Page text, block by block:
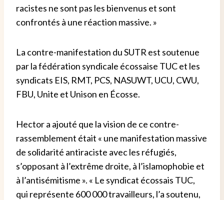
racistes ne sont pas les bienvenus et sont
confrontés à une réaction massive. »
La contre-manifestation du SUTR est soutenue
par la fédération syndicale écossaise TUC et les
syndicats EIS, RMT, PCS, NASUWT, UCU, CWU,
FBU, Unite et Unison en Écosse.
Hector a ajouté que la vision de ce contre-
rassemblement était « une manifestation massive
de solidarité antiraciste avec les réfugiés,
s’opposant à l’extrême droite, à l’islamophobie et
à l’antisémitisme ». « Le syndicat écossais TUC,
qui représente 600 000 travailleurs, l’a soutenu,